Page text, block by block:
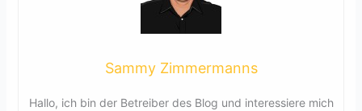
Sammy Zimmermanns
Hallo, ich bin der Betreiber des Blog und interessiere mich